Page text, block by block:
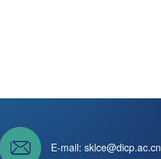
E-mail: sklce@dicp.ac.cn